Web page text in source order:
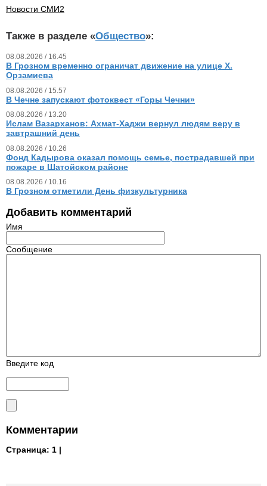
Новости СМИ2
Также в разделе «Общество»:
08.08.2026 / 16.45
В Грозном временно ограничат движение на улице Х.
Орзамиева
08.08.2026 / 15.57
В Чечне запускают фотоквест «Горы Чечни»
08.08.2026 / 13.20
Ислам Вазарханов: Ахмат-Хаджи вернул людям веру в
завтрашний день
08.08.2026 / 10.26
Фонд Кадырова оказал помощь семье, пострадавшей при
пожаре в Шатойском районе
08.08.2026 / 10.16
В Грозном отметили День физкультурника
Добавить комментарий
Имя
Сообщение
Введите код
Комментарии
Страница: 1 |